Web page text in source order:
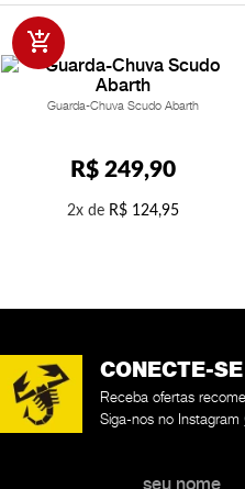
Guarda-Chuva Scudo Abarth
R$ 249,90
2 R$ 124,95
CONECTE-
Receba ofertas
Siga-nos no Instagram